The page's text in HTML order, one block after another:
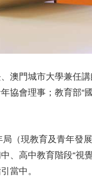
澳門城市大學兼任
協會理事；教育部“
（現教育及青年發
高中教育階段“視
當中。